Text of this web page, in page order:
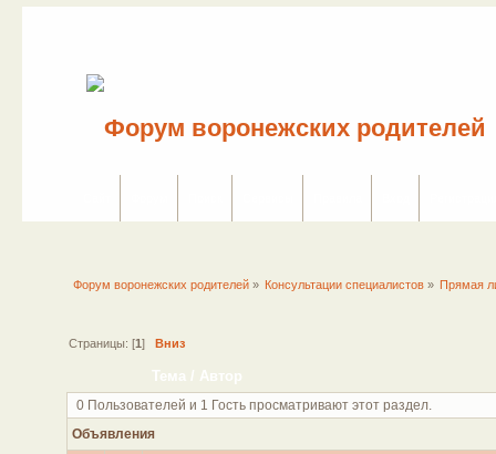
Форум воронежских родителей» Консультации специалистов » Прямая
Страницы: [1 ] Вниз
Тема/ Автор
0 Пользователей и 1 Гость просматривают этот раздел.
Объявления